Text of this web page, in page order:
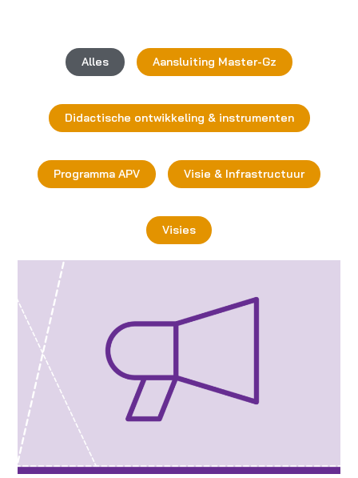
Alles Aansluiting Master-Gz
Didactische ontwikkeling & instrumenten
Programma APV Visie & Infrastructuur
Visies